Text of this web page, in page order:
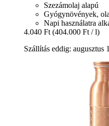
Szezámolaj alapú
Gyógynövények,
Napi használatra
4.040 Ft (404.000 Ft / l)
Szállítás eddig: augusztus